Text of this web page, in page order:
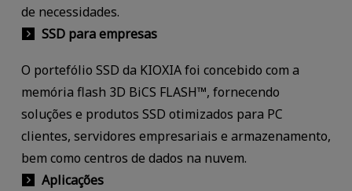
de necessidades.
SSD para empresas
O portefólio SSD da KIOXIA foi concebido com a
memória flash 3D BiCS FLASH™, fornecendo
soluções e produtos SSD otimizados para PC
clientes, servidores empresariais e armazenamento,
bem como centros de dados na nuvem.
Aplicações